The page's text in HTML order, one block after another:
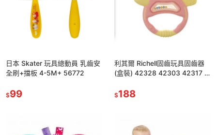
日本 Skater 玩具總動員 乳齒安
全刷+擋板 4-5M+ 56772
$99
利其爾 Richell固齒玩具固齒器
(盒裝) 42328 42303 42317 *
$188